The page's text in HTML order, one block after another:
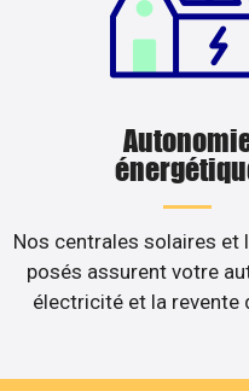
Nos centrales solaires et
posés assurent votre
électricité et la revente